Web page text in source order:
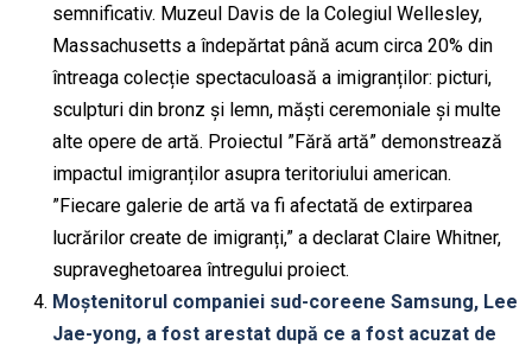
semnificativ. Muzeul Davis de la Colegiul Wellesley,
Massachusetts a îndepărtat până acum circa 20% din
întreaga colecție spectaculoasă a imigranților: picturi,
sculpturi din bronz și lemn, măști ceremoniale și multe
alte opere de artă. Proiectul ”Fără artă” demonstrează
impactul imigranților asupra teritoriului american.
”Fiecare galerie de artă va fi afectată de extirparea
lucrărilor create de imigranți,” a declarat Claire Whitner,
supraveghetoarea întregului proiect.
Moștenitorul companiei sud-coreene Samsung, Lee
Jae-yong, a fost arestat după ce a fost acuzat de